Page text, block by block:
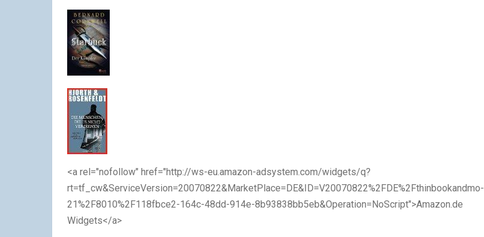
<a rel="nofollow" href="http://ws-eu.amazon-adsystem.com/widgets/q?
rt=tf_cw&ServiceVersion=20070822&MarketPlace=DE&ID=V20070822%2FDE%2Fthinbookandmo-
21%2F8010%2F118fbce2-164c-48dd-914e-8b93838bb5eb&Operation=NoScript">Amazon.de
Widgets</a>